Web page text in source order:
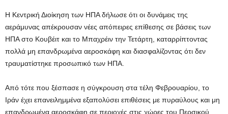
Η Κεντρική Διοίκηση των ΗΠΑ δήλωσε ότι οι δυνάμεις της
αεράμυνας απέκρουσαν νέες απόπειρες επίθεσης σε βάσεις των
ΗΠΑ στο Κουβέιτ και το Μπαχρέιν την Τετάρτη, καταρρίπτοντας
πολλά μη επανδρωμένα αεροσκάφη και διασφαλίζοντας ότι δεν
τραυματίστηκε προσωπικό των ΗΠΑ.
Από τότε που ξέσπασε η σύγκρουση στα τέλη Φεβρουαρίου, το
Ιράν έχει επανειλημμένα εξαπολύσει επιθέσεις με πυραύλους και μη
επανδρωμένα αεροσκάφη σε περιοχές στις χώρες του Περσικού